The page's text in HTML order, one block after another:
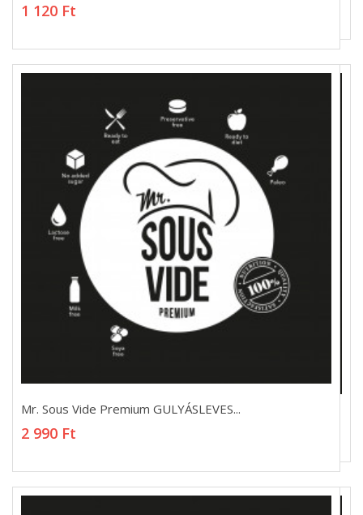
1 120 Ft
1 120 Ft
2 990 Ft
Mr. Sous Vide Premium GULYÁSLEVES...
2 990 Ft